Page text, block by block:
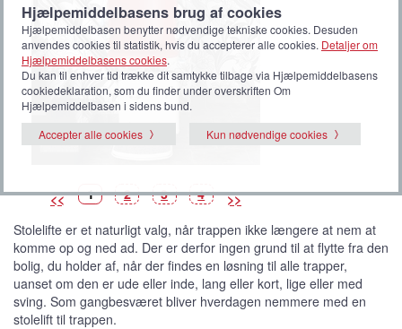
<< >>
B
i
l
e
d
e
1(
V
t
b
i
l
l
e
d
e
)
B
i
l
e
d
e
2 B
i
l
e
d
e
3 B
i
l
e
d
e
4
Stolelifte er et naturligt valg, når trappen ikke længere at nem at
komme op og ned ad. Der er derfor ingen grund til at flytte fra den
bolig, du holder af, når der findes en løsning til alle trapper,
uanset om den er ude eller inde, lang eller kort, lige eller med
sving. Som gangbesværet bliver hverdagen nemmere med en
stolelift til trappen.
Hjælpemiddelbasens brug af cookies
Hjælpemiddelbasen benytter nødvendige tekniske cookies. Desuden
anvendes cookies til statistik, hvis du accepterer alle cookies. Detaljer om
Hjælpemiddelbasens cookies.
Du kan til enhver tid trække dit samtykke tilbage via Hjælpemiddelbasens
cookiedeklaration, som du finder under overskriften Om
Hjælpemiddelbasen i sidens bund.
Accepter alle cookies
Kun nødvendige cookies